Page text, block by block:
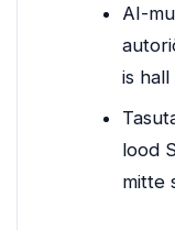
AI-
is hall
lood
mitte